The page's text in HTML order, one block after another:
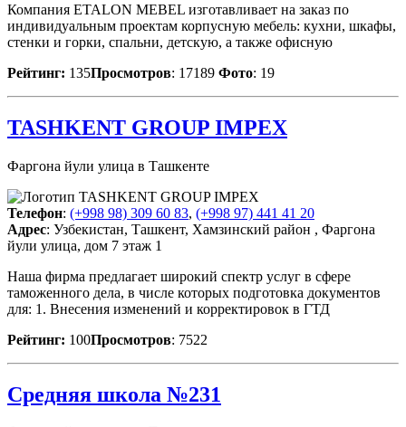
Компания ETALON MEBEL изготавливает на заказ по
индивидуальным проектам корпусную мебель: кухни, шкафы,
стенки и горки, спальни, детскую, а также офисную
Рейтинг: 135Просмотров: 17189 Фото: 19
TASHKENT GROUP IMPEX
Фаргона йули улица в Ташкенте
Телефон: (+998 98) 309 60 83, (+998 97) 441 41 20
Адрес: Узбекистан, Ташкент, Хамзинский район , Фаргона
йули улица, дом 7 этаж 1
Наша фирма предлагает широкий спектр услуг в сфере
таможенного дела, в числе которых подготовка документов
для: 1. Внесения изменений и корректировок в ГТД
Рейтинг: 100Просмотров: 7522
Средняя школа №231